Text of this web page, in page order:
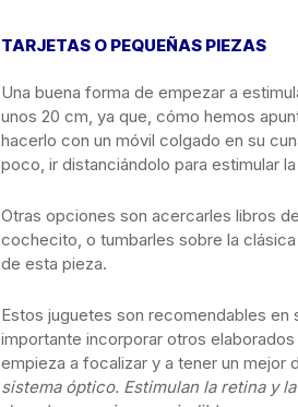
TARJETAS O PEQUEÑAS PIEZAS
Una buena forma de empezar a
unos 20 cm, ya que, cómo hemos
hacerlo con un móvil colgado en su
poco, ir distanciándolo para estimular
Otras opciones son acercarles libros
cochecito, o tumbarles sobre la
de esta pieza.
Estos juguetes son recomendables
importante incorporar otros
empieza a focalizar y a tener un mejor
sistema óptico. Estimulan la retina y